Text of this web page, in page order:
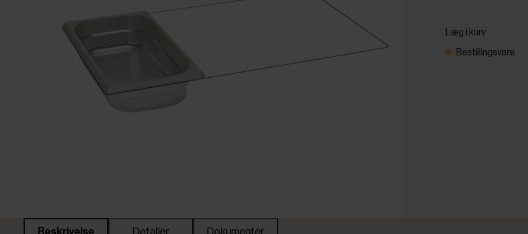
Læg i kurv
Bestillingsvare
Beskrivelse Detaljer Dokumenter